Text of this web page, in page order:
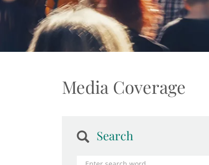
Media Coverage
Search